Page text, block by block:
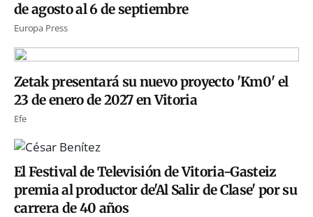
de agosto al 6 de septiembre
Europa Press
Zetak presentará su nuevo proyecto 'Km0' el
23 de enero de 2027 en Vitoria
Efe
El Festival de Televisión de Vitoria-Gasteiz
premia al productor de'Al Salir de Clase' por su
carrera de 40 años